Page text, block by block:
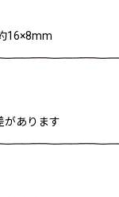
16×8mm
があります